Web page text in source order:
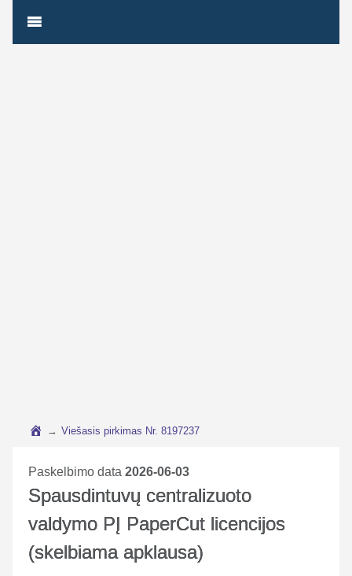
→ Viešasis pirkimas Nr. 8197237
Paskelbimo data 2026-06-03
Spausdintuvų centralizuoto
valdymo PĮ PaperCut licencijos
(skelbiama apklausa)